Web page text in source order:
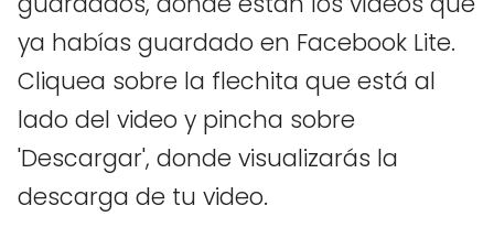
ya habías guardado en Facebook Lite.
Cliquea sobre la flechita que está al
lado del video y pincha sobre
'Descargar', donde visualizarás la
descarga de tu video.